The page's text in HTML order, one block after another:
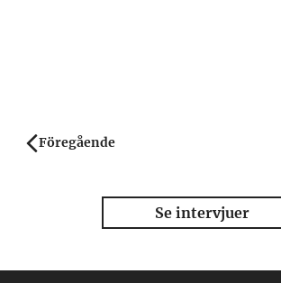
Post navigation
Föregående
Se intervjuer